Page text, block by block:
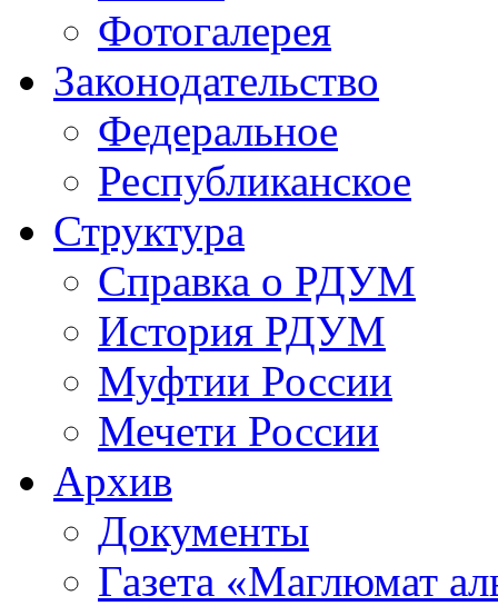
Фотогалерея
Законодательство
Федеральное
Республиканское
Структура
Справка о РДУМ
История РДУМ
Муфтии России
Мечети России
Архив
Документы
Газета «Маглюмат